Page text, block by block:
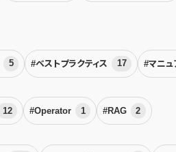
5 #ベストプラクティス 17 #マニュ
12 #Operator 1 #RAG 2